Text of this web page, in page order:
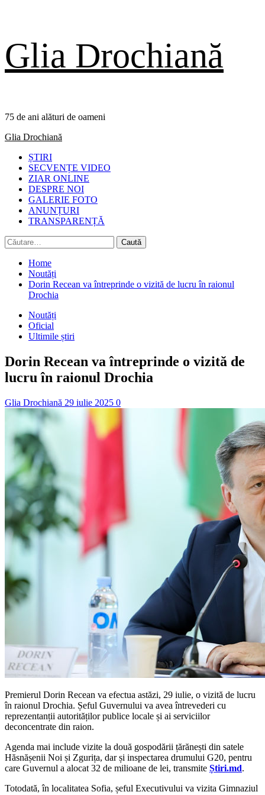
to
content
Glia Drochiană
75 de ani alături de oameni
Primary
Glia Drochiană
ȘTIRI
SECVENȚE VIDEO
ZIAR ONLINE
DESPRE NOI
GALERIE FOTO
ANUNȚURI
TRANSPARENȚĂ
Caută
după:
Home
Noutăți
Dorin Recean va întreprinde o vizită de lucru în raionul
Drochia
Noutăți
Oficial
Ultimile știri
Dorin Recean va întreprinde o vizită de
lucru în raionul Drochia
Glia Drochiană 29 iulie 2025 0
Premierul Dorin Recean va efectua astăzi, 29 iulie, o vizită de lucru
în raionul Drochia. Șeful Guvernului va avea întrevederi cu
reprezentanții autorităților publice locale și ai serviciilor
deconcentrate din raion.
Agenda mai include vizite la două gospodării țărănești din satele
Hăsnășenii Noi și Zgurița, dar și inspectarea drumului G20, pentru
care Guvernul a alocat 32 de milioane de lei, transmite Știri.md.
Totodată, în localitatea Sofia, șeful Executivului va vizita Gimnaziul